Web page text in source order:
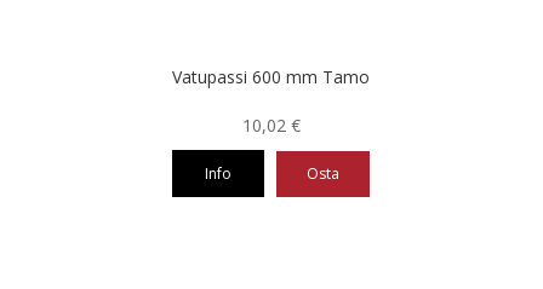
Vatupassi 600 mm Tamo
10,02 €
Info Osta